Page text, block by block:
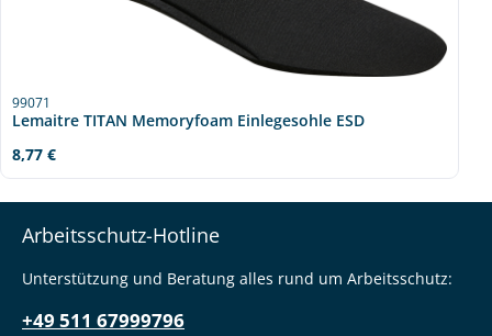
99071
Lemaitre TITAN Memoryfoam Einlegesohle ESD
Regulärer Preis:
8,77 €
Arbeitsschutz-Hotline
Unterstützung und Beratung alles rund um Arbeitsschutz:
+49 511 67999796